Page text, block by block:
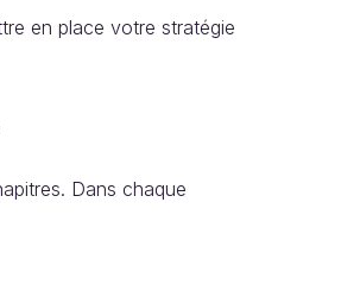
en place votre stratégie
Dans chaque